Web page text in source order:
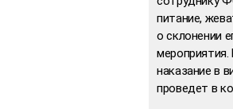
питание,
о склонении
мероприятия.
наказание в
проведет в